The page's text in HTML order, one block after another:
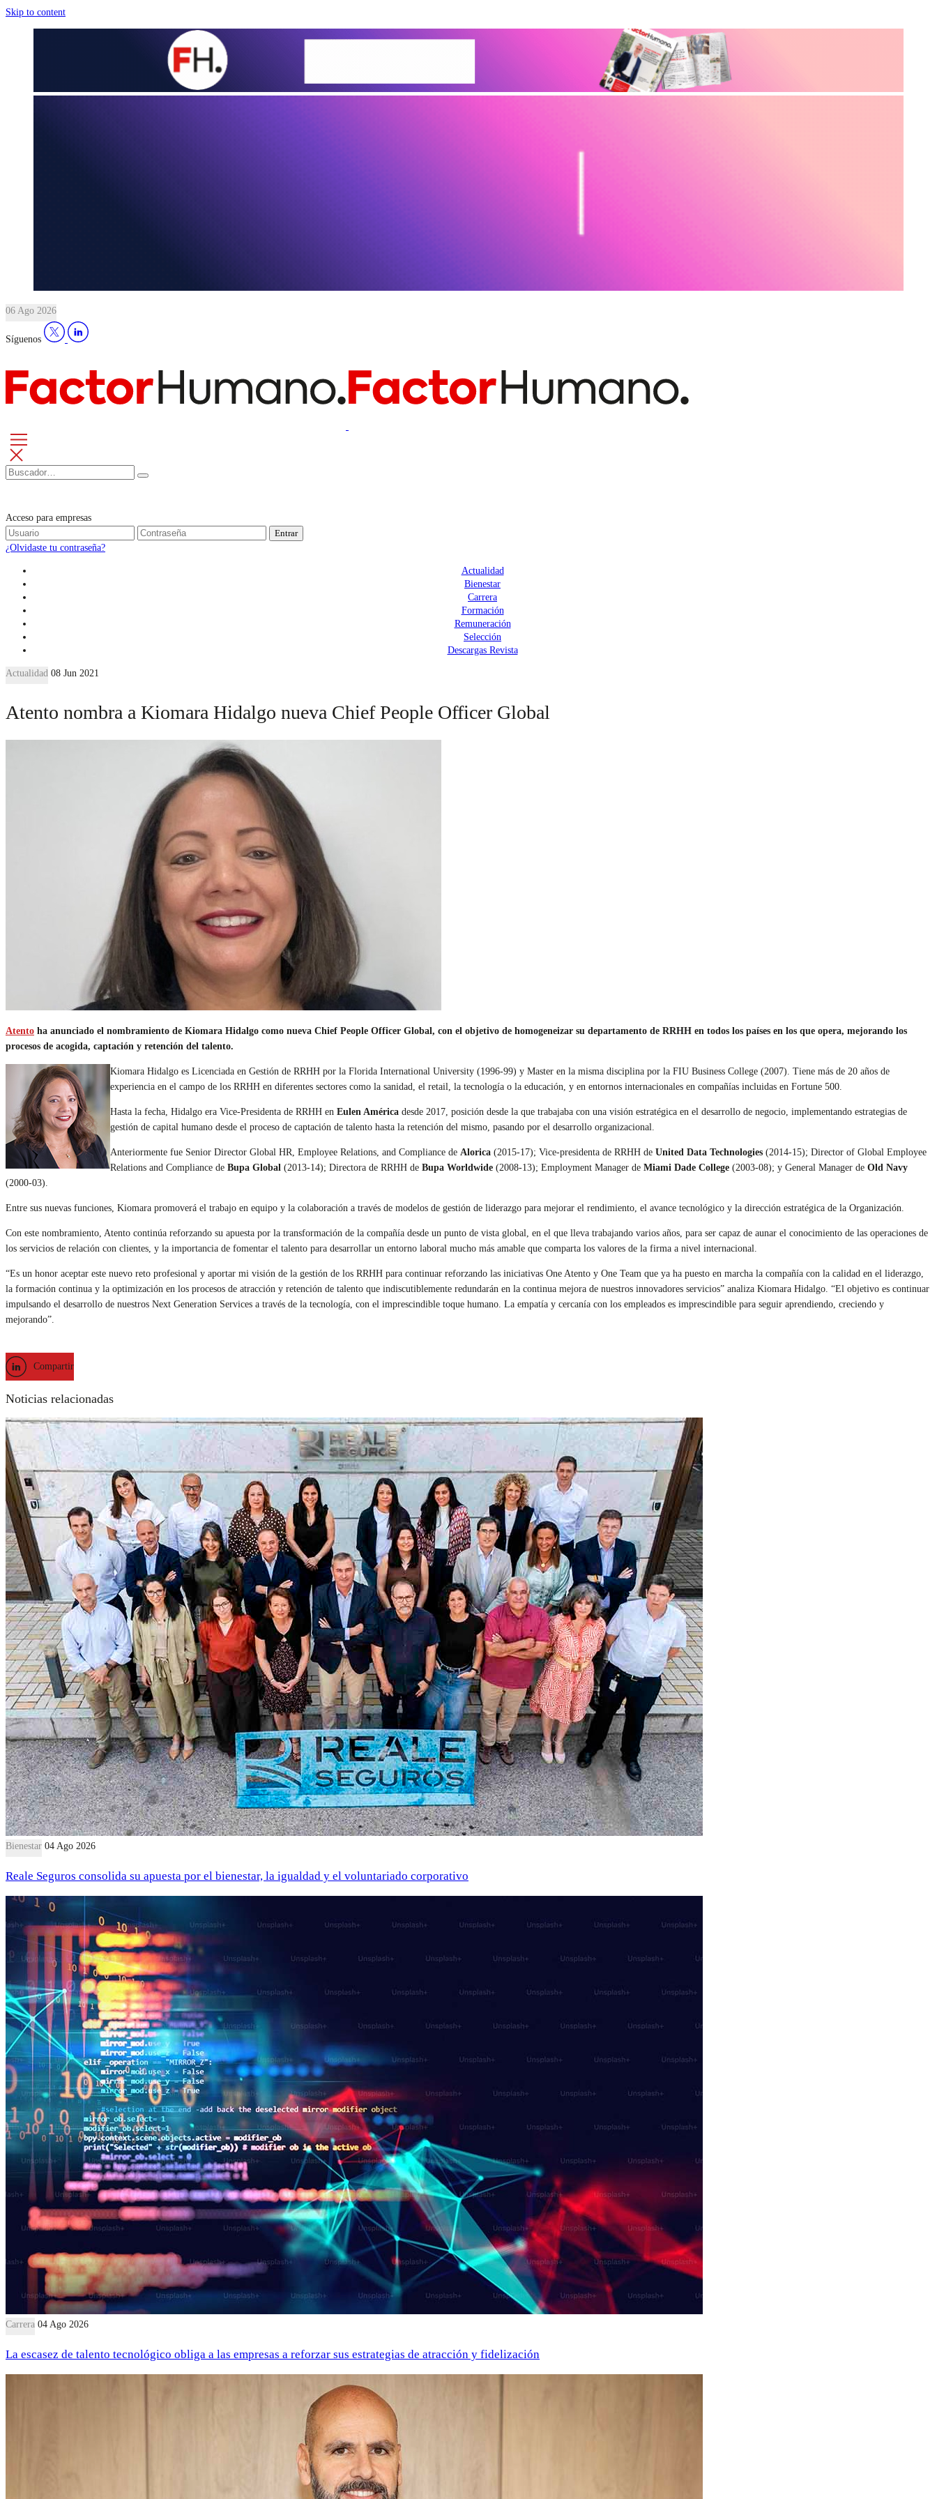
Skip to content
06 Ago 2026
Síguenos
Acceso para empresas
Entrar
¿Olvidaste tu contraseña?
Actualidad
Bienestar
Carrera
Formación
Remuneración
Selección
Descargas Revista
Actualidad 08 Jun 2021
Atento nombra a Kiomara Hidalgo nueva Chief People Officer Global
Atento ha anunciado el nombramiento de Kiomara Hidalgo como nueva Chief People Officer Global, con el objetivo de homogeneizar su departamento de RRHH en todos los países en los que opera, mejorando los
procesos de acogida, captación y retención del talento.
Kiomara Hidalgo es Licenciada en Gestión de RRHH por la Florida International University (1996-99) y Master en la misma disciplina por la FIU Business College (2007). Tiene más de 20 años de
experiencia en el campo de los RRHH en diferentes sectores como la sanidad, el retail, la tecnología o la educación, y en entornos internacionales en compañías incluidas en Fortune 500.
Hasta la fecha, Hidalgo era Vice-Presidenta de RRHH en Eulen América desde 2017, posición desde la que trabajaba con una visión estratégica en el desarrollo de negocio, implementando estrategias de
gestión de capital humano desde el proceso de captación de talento hasta la retención del mismo, pasando por el desarrollo organizacional.
Anteriormente fue Senior Director Global HR, Employee Relations, and Compliance de Alorica (2015-17); Vice-presidenta de RRHH de United Data Technologies (2014-15); Director of Global Employee
Relations and Compliance de Bupa Global (2013-14); Directora de RRHH de Bupa Worldwide (2008-13); Employment Manager de Miami Dade College (2003-08); y General Manager de Old Navy
(2000-03).
Entre sus nuevas funciones, Kiomara promoverá el trabajo en equipo y la colaboración a través de modelos de gestión de liderazgo para mejorar el rendimiento, el avance tecnológico y la dirección estratégica de la Organización.
Con este nombramiento, Atento continúa reforzando su apuesta por la transformación de la compañía desde un punto de vista global, en el que lleva trabajando varios años, para ser capaz de aunar el conocimiento de las operaciones de
los servicios de relación con clientes, y la importancia de fomentar el talento para desarrollar un entorno laboral mucho más amable que comparta los valores de la firma a nivel internacional.
“Es un honor aceptar este nuevo reto profesional y aportar mi visión de la gestión de los RRHH para continuar reforzando las iniciativas One Atento y One Team que ya ha puesto en marcha la compañía con la calidad en el liderazgo,
la formación continua y la optimización en los procesos de atracción y retención de talento que indiscutiblemente redundarán en la continua mejora de nuestros innovadores servicios” analiza Kiomara Hidalgo. “El objetivo es continuar
impulsando el desarrollo de nuestros Next Generation Services a través de la tecnología, con el imprescindible toque humano. La empatía y cercanía con los empleados es imprescindible para seguir aprendiendo, creciendo y
mejorando”.
Compartir
Noticias relacionadas
Bienestar 04 Ago 2026
Reale Seguros consolida su apuesta por el bienestar, la igualdad y el voluntariado corporativo
Carrera 04 Ago 2026
La escasez de talento tecnológico obliga a las empresas a reforzar sus estrategias de atracción y fidelización